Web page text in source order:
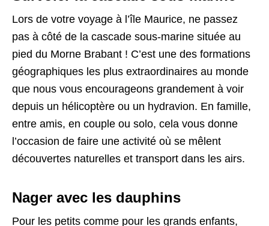
Lors de votre voyage à l’île Maurice, ne passez
pas à côté de la cascade sous-marine située au
pied du Morne Brabant ! C’est une des formations
géographiques les plus extraordinaires au monde
que nous vous encourageons grandement à voir
depuis un hélicoptère ou un hydravion. En famille,
entre amis, en couple ou solo, cela vous donne
l’occasion de faire une activité où se mêlent
découvertes naturelles et transport dans les airs.
Nager avec les dauphins
Pour les petits comme pour les grands enfants,